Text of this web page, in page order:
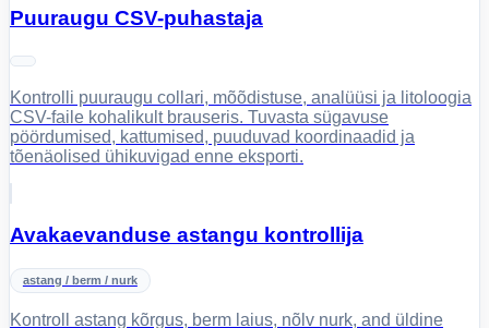
Puuraugu CSV-puhastaja
Kontrolli puuraugu collari, mõõdistuse, analüüsi ja litoloogia
CSV-faile kohalikult brauseris. Tuvasta sügavuse
pöördumised, kattumised, puuduvad koordinaadid ja
tõenäolised ühikuvigad enne eksporti.
Avakaevanduse astangu kontrollija
astang / berm / nurk
Kontroll astang kõrgus, berm laius, nõlv nurk, and üldine